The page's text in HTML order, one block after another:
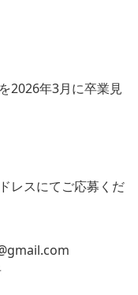
2026年3月に卒業見
レスにてご応募くだ